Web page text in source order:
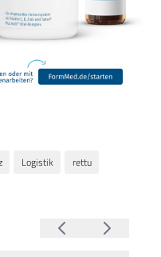
Logistik rettu